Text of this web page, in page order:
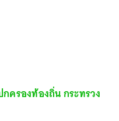
กครองท้องถิ่น กระทรวง